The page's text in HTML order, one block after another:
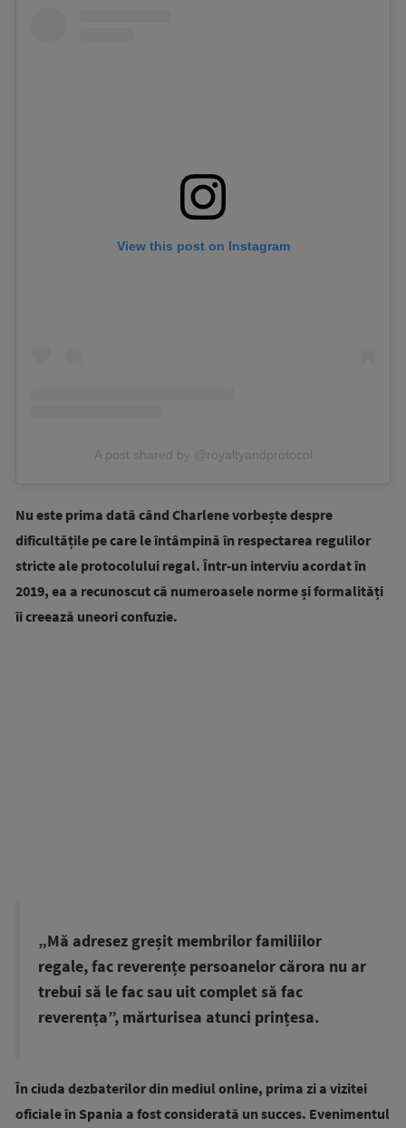
View this post on Instagram
A post shared by @royaltyandprotocol
Nu este prima dată când Charlene vorbește despre
dificultățile pe care le întâmpină în respectarea regulilor
stricte ale protocolului regal. Într-un interviu acordat în
2019, ea a recunoscut că numeroasele norme și formalități
îi creează uneori confuzie.
„Mă adresez greșit membrilor familiilor
regale, fac reverențe persoanelor cărora nu ar
trebui să le fac sau uit complet să fac
reverența”, mărturisea atunci prințesa.
În ciuda dezbaterilor din mediul online, prima zi a vizitei
oficiale în Spania a fost considerată un succes. Evenimentul